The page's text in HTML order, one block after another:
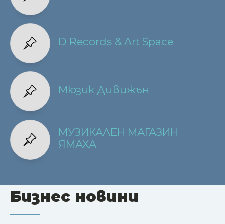
D Records & Art Space
Мюзик Дивижън
МУЗИКАЛЕН МАГАЗИН
ЯМАХА
Бизнес новини